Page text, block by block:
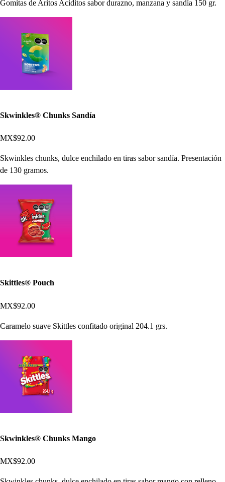
Gomitas de Aritos Aciditos sabor durazno, manzana y sandía 150 gr.
Skwinkles® Chunks Sandía
MX$92.00
Skwinkles chunks, dulce enchilado en tiras sabor sandía. Presentación
de 130 gramos.
Skittles® Pouch
MX$92.00
Caramelo suave Skittles confitado original 204.1 grs.
Skwinkles® Chunks Mango
MX$92.00